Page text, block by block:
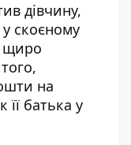
дівчину,
скоєному
щиро
на
її батька у